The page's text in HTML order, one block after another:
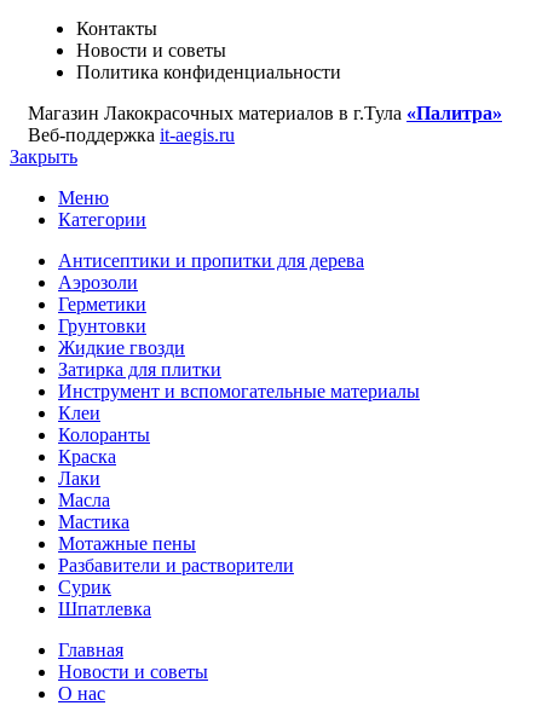
Контакты
Новости и советы
Политика конфиденциальности
Магазин Лакокрасочных материалов в г.Тула «Палитра»
Веб-поддержка it-aegis.ru
Закрыть
Меню
Категории
Антисептики и пропитки для дерева
Аэрозоли
Герметики
Грунтовки
Жидкие гвозди
Затирка для плитки
Инструмент и вспомогательные материалы
Клеи
Колоранты
Краска
Лаки
Масла
Мастика
Мотажные пены
Разбавители и растворители
Сурик
Шпатлевка
Главная
Новости и советы
О нас